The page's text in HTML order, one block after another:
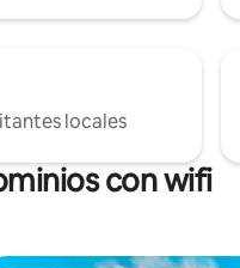
locales
con wifi